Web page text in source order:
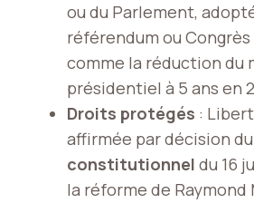
ou du Parlement,
référendum ou Congrès
comme la réduction du
présidentiel à 5 ans en
Droits protégés :
affirmée par décision du
constitutionnel du 16
la réforme de Raymond